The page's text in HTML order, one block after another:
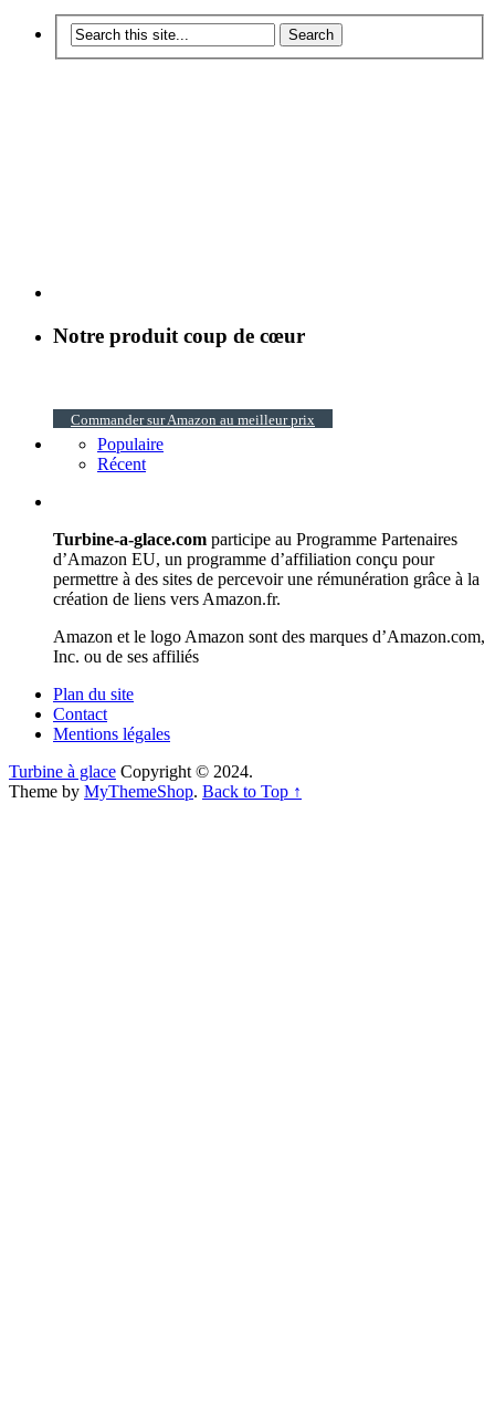
Notre produit coup de cœur
Commander sur Amazon au meilleur prix
Populaire
Récent
Turbine-a-glace.com participe au Programme Partenaires
d’Amazon EU, un programme d’affiliation conçu pour
permettre à des sites de percevoir une rémunération grâce à la
création de liens vers Amazon.fr.
Amazon et le logo Amazon sont des marques d’Amazon.com,
Inc. ou de ses affiliés
Plan du site
Contact
Mentions légales
Turbine à glace Copyright © 2024.
Theme by MyThemeShop. Back to Top ↑